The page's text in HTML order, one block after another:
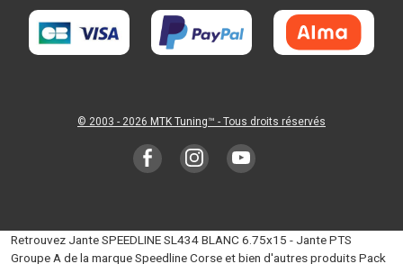
© 2003 - 2026 MTK Tuning™ - Tous droits réservés
Retrouvez Jante SPEEDLINE SL434 BLANC 6.75x15 - Jante PTS
Groupe A de la marque Speedline Corse et bien d'autres produits Pack